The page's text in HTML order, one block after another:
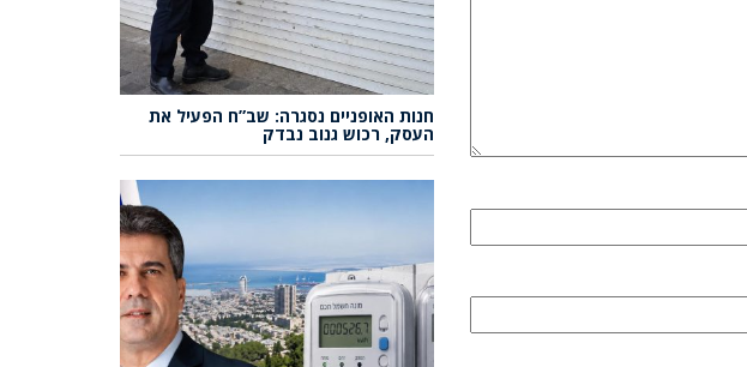
חנות האופניים נסגרה: שב”ח הפעיל את
העסק, רכוש גנוב נבדק